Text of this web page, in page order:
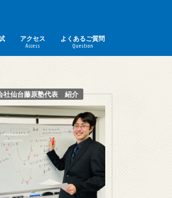
アクセス
Access
よくあるご質問
Question
社仙台藤原塾代表 紹介